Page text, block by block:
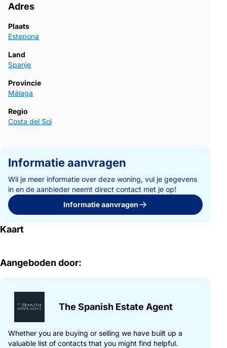
Adres
Plaats
Estepona
Land
Spanje
Provincie
Málaga
Regio
Costa del Sol
Informatie aanvragen
Wil je meer informatie over deze woning, vul je gegevens
in en de aanbieder neemt direct contact met je op!
Informatie aanvragen
Kaart
Aangeboden door:
The Spanish Estate Agent
Whether you are buying or selling we have built up a
valuable list of contacts that you might find helpful.